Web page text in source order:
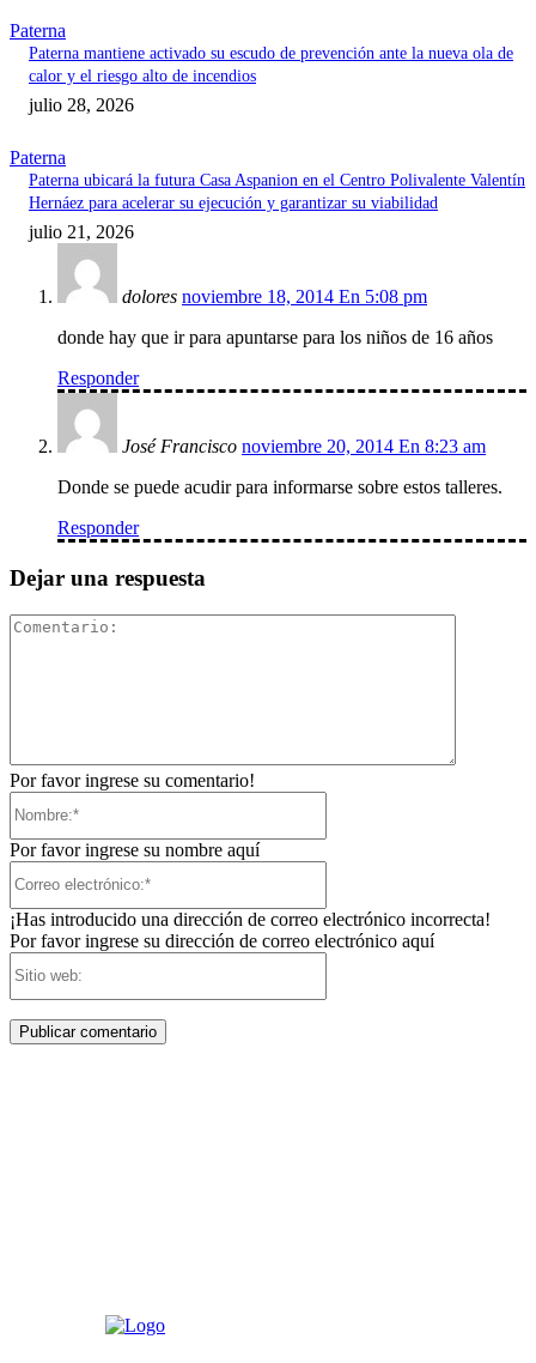
Paterna
Paterna mantiene activado su escudo de prevención ante la nueva ola de
calor y el riesgo alto de incendios
julio 28, 2026
Paterna
Paterna ubicará la futura Casa Aspanion en el Centro Polivalente Valentín
Hernáez para acelerar su ejecución y garantizar su viabilidad
julio 21, 2026
dolores noviembre 18, 2014 En 5:08 pm
donde hay que ir para apuntarse para los niños de 16 años
Responder
José Francisco noviembre 20, 2014 En 8:23 am
Donde se puede acudir para informarse sobre estos talleres.
Responder
Dejar una respuesta
Por favor ingrese su comentario!
Por favor ingrese su nombre aquí
¡Has introducido una dirección de correo electrónico incorrecta!
Por favor ingrese su dirección de correo electrónico aquí